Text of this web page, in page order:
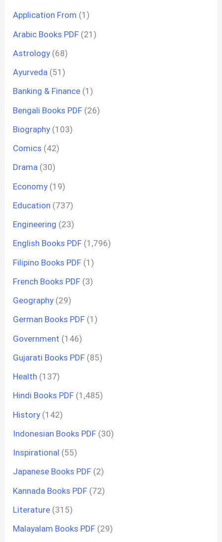
Application From (1)
Arabic Books PDF (21)
Astrology (68)
Ayurveda (51)
Banking & Finance (1)
Bengali Books PDF (26)
Biography (103)
Comics (42)
Drama (30)
Economy (19)
Education (737)
Engineering (23)
English Books PDF (1,796)
Filipino Books PDF (1)
French Books PDF (3)
Geography (29)
German Books PDF (1)
Government (146)
Gujarati Books PDF (85)
Health (137)
Hindi Books PDF (1,485)
History (142)
Indonesian Books PDF (30)
Inspirational (55)
Japanese Books PDF (2)
Kannada Books PDF (72)
Literature (315)
Malayalam Books PDF (29)